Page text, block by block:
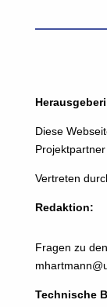
Diese
Vertreten
Redaktion:
Fragen zu
Technische